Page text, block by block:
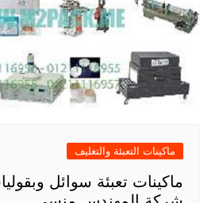
ماكينات التعبئة والتغليف
ماكينات تعبئة سوائل